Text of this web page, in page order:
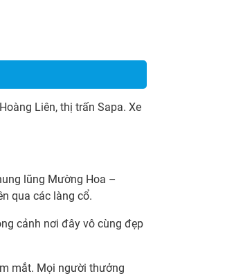
Liên, thị trấn Sapa. Xe
lũng Mường Hoa –
qua các làng cổ.
cảnh nơi đây vô cùng đẹp
mắt. Mọi người thưởng